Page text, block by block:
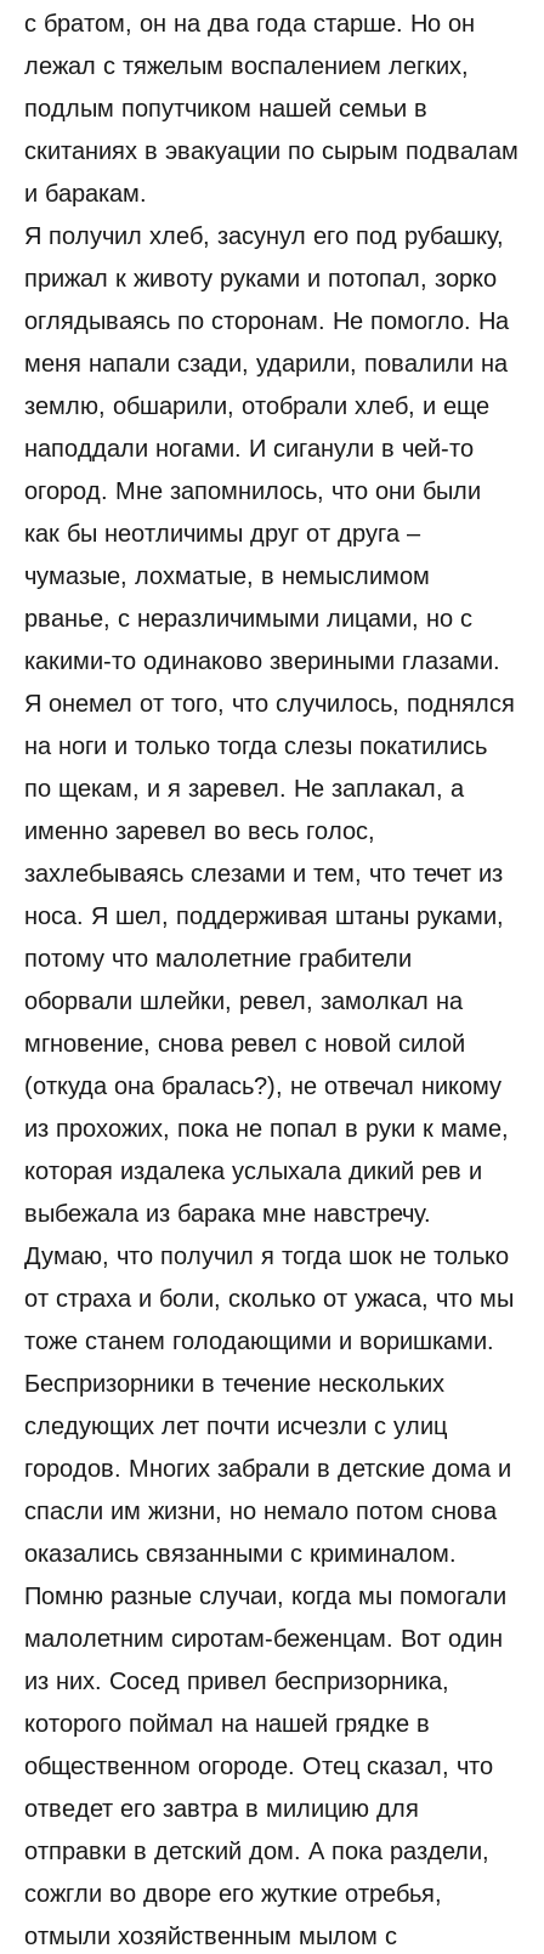
с братом, он на два года старше. Но он
лежал с тяжелым воспалением легких,
подлым попутчиком нашей семьи в
скитаниях в эвакуации по сырым подвалам
и баракам.
Я получил хлеб, засунул его под рубашку,
прижал к животу руками и потопал, зорко
оглядываясь по сторонам. Не помогло. На
меня напали сзади, ударили, повалили на
землю, обшарили, отобрали хлеб, и еще
наподдали ногами. И сиганули в чей-то
огород. Мне запомнилось, что они были
как бы неотличимы друг от друга –
чумазые, лохматые, в немыслимом
рванье, с неразличимыми лицами, но с
какими-то одинаково звериными глазами.
Я онемел от того, что случилось, поднялся
на ноги и только тогда слезы покатились
по щекам, и я заревел. Не заплакал, а
именно заревел во весь голос,
захлебываясь слезами и тем, что течет из
носа. Я шел, поддерживая штаны руками,
потому что малолетние грабители
оборвали шлейки, ревел, замолкал на
мгновение, снова ревел с новой силой
(откуда она бралась?), не отвечал никому
из прохожих, пока не попал в руки к маме,
которая издалека услыхала дикий рев и
выбежала из барака мне навстречу.
Думаю, что получил я тогда шок не только
от страха и боли, сколько от ужаса, что мы
тоже станем голодающими и воришками.
Беспризорники в течение нескольких
следующих лет почти исчезли с улиц
городов. Многих забрали в детские дома и
спасли им жизни, но немало потом снова
оказались связанными с криминалом.
Помню разные случаи, когда мы помогали
малолетним сиротам-беженцам. Вот один
из них. Сосед привел беспризорника,
которого поймал на нашей грядке в
общественном огороде. Отец сказал, что
отведет его завтра в милицию для
отправки в детский дом. А пока раздели,
сожгли во дворе его жуткие отребья,
отмыли хозяйственным мылом с